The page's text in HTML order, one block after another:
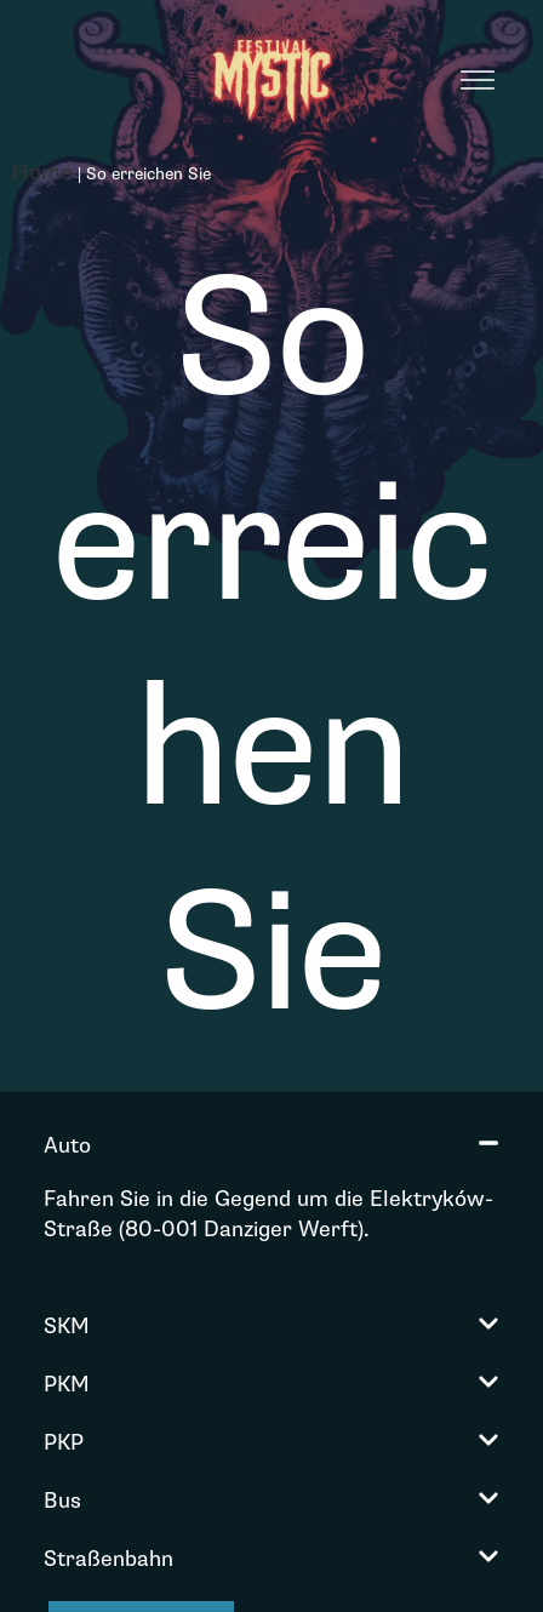
Home|So erreichen Sie
So
erreic
hen
Sie
Auto
Fahren Sie in die Gegend um die Elektryków-
Straße (80-001 Danziger Werft).
SKM
PKM
PKP
Bus
Straßenbahn